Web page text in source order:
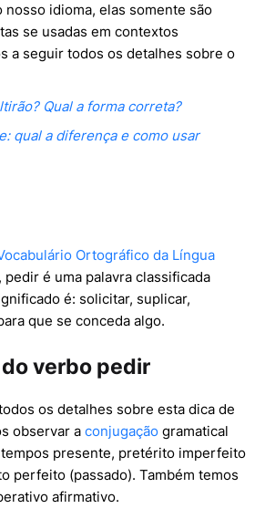
nosso idioma, elas somente são
se usadas em contextos
a seguir todos os detalhes sobre o
Qual a forma correta?
qual a diferença e como usar
Ortográfico da Língua
, pedir é uma palavra classificada
é: solicitar, suplicar,
que se conceda algo.
verbo pedir
os detalhes sobre esta dica de
observar a conjugação gramatical
presente, pretérito imperfeito
perfeito (passado). Também temos
afirmativo.